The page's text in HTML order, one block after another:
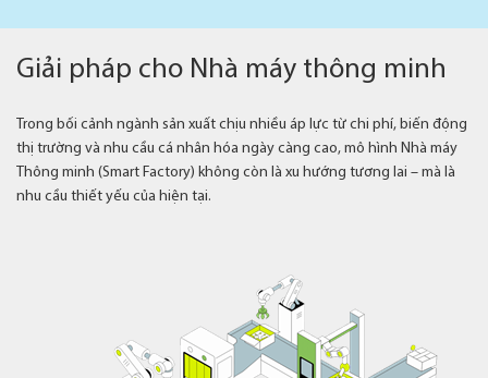
Giải pháp cho Nhà máy thông minh
Trong bối cảnh ngành sản xuất chịu nhiều áp lực từ chi phí, biến động
thị trường và nhu cầu cá nhân hóa ngày càng cao, mô hình Nhà máy
Thông minh (Smart Factory) không còn là xu hướng tương lai – mà là
nhu cầu thiết yếu của hiện tại.